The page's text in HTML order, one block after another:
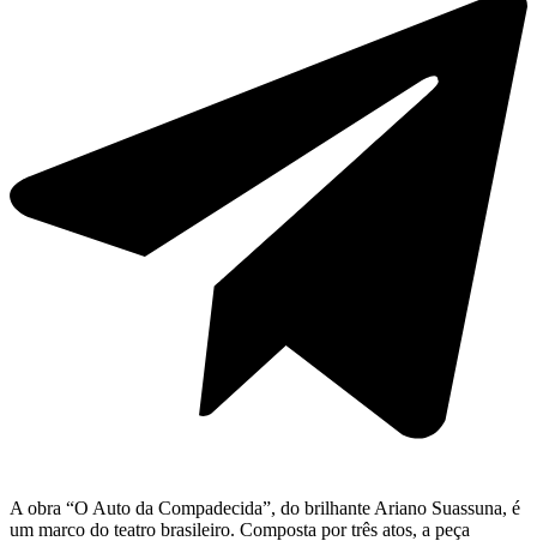
A obra “O Auto da Compadecida”, do brilhante Ariano Suassuna, é
um marco do teatro brasileiro. Composta por três atos, a peça